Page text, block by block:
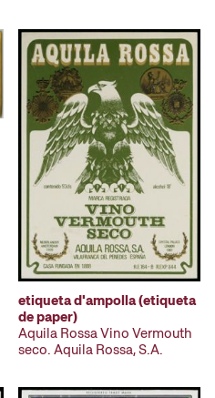
etiqueta d'ampolla (etiqueta
de paper)
Aquila Rossa Vino Vermouth
seco. Aquila Rossa, S.A.